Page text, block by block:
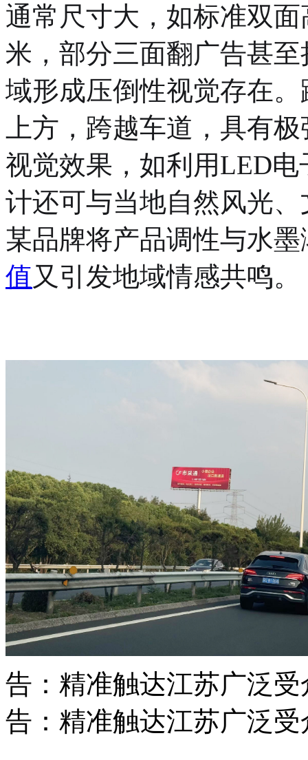
通常尺寸大，如标准双
米，部分三面翻广告甚
域形成压倒性视觉存在
上方，跨越车道，具有
视觉效果，如利用LED
计还可与当地自然风光
某品牌将产品调性与水
值又引发地域情感共鸣。
告：精准触达江苏广泛
告：精准触达江苏广泛